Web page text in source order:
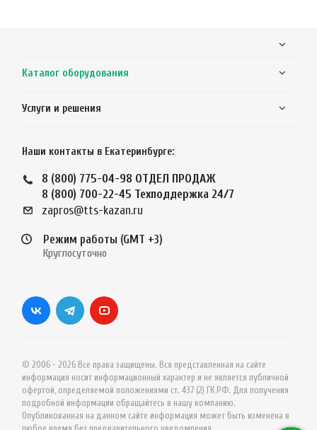
Каталог оборудования
Услуги и решения
Наши контакты в Екатеринбурге:
8 (800) 775-04-98 ОТДЕЛ ПРОДАЖ
8 (800) 700-22-45 Техподдержка 24/7
zapros@tts-kazan.ru
Режим работы (GMT +3)
Круглосуточно
© 2006 - 2026 Все права защищены. Вся представленная на сайте
информация носит информационный характер и не является публичной
офертой, определяемой положениями ст. 437 (2) ГК РФ. Для получения
подробной информации обращайтесь в нашу компанию.
Опубликованная на данном сайте информация может быть изменена в